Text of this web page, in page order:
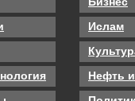
Ислам
Нефть